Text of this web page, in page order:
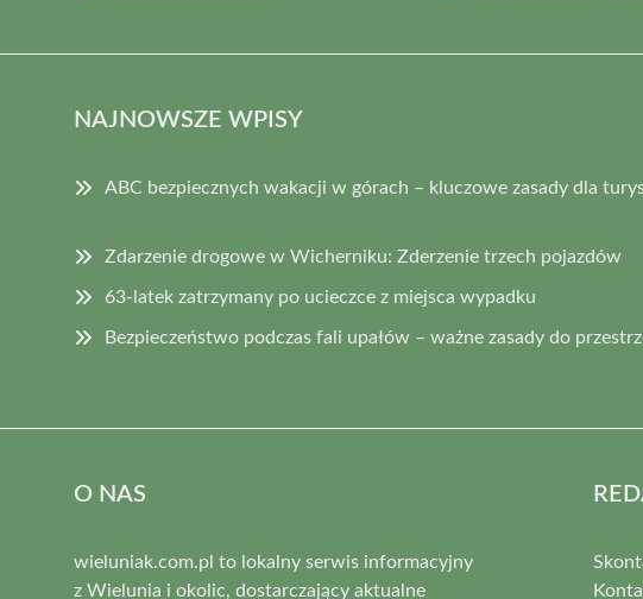
NAJNOWSZE WPISY
ABC bezpiecznych wakacji w górach – kluczowe zasady dla
Zdarzenie drogowe w Wicherniku: Zderzenie trzech pojazdów
63-latek zatrzymany po ucieczce z miejsca wypadku
Bezpieczeństwo podczas fali upałów – ważne zasady do
O NAS
wieluniak.com.pl to lokalny serwis informacyjny
z Wielunia i okolic, dostarczający aktualne